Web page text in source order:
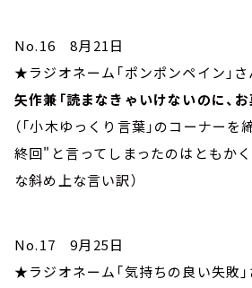
No.16 8月21日
★ラジオネーム「ポンポンペイン」
矢作兼「読まなきゃいけないのに、
（「小木ゆっくり言葉」のコーナー
終回"と言ってしまったのはともか
な斜め上な言い訳）
No.17 9月25日
★ラジオネーム「気持ちの良い失敗